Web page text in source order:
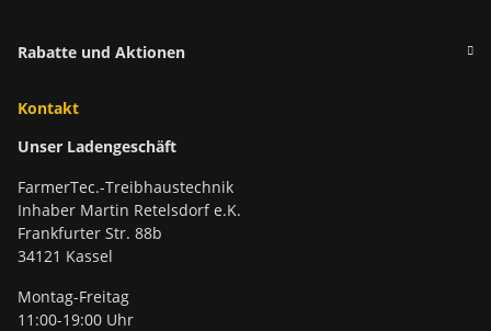
Rabatte und Aktionen
Kontakt
Unser Ladengeschäft
FarmerTec.-Treibhaustechnik
Inhaber Martin Retelsdorf e.K.
Frankfurter Str. 88b
34121 Kassel
Montag-Freitag
11:00-19:00 Uhr